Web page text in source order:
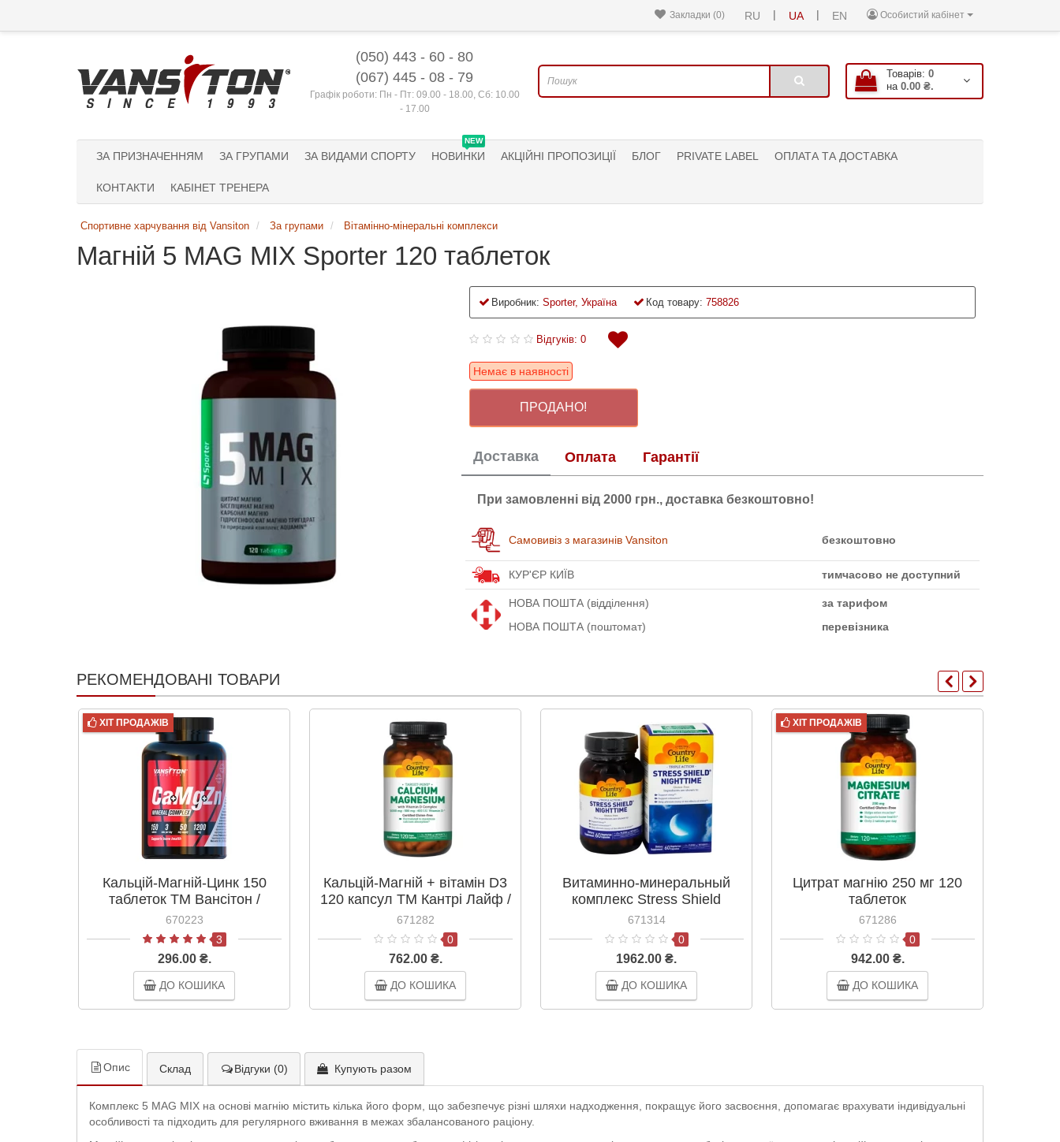
Особистий кабінет
RU | UA | EN
Закладки (0)
(050) 443 - 60 - 80
(067) 445 - 08 - 79
Графік роботи: Пн - Пт: 09.00 - 18.00, Сб: 10.00
- 17.00
Товарів: 0
на 0.00 ₴.
ЗА ПРИЗНАЧЕННЯМ ЗА ГРУПАМИ ЗА ВИДАМИ СПОРТУ
NEW
НОВИНКИ АКЦІЙНІ ПРОПОЗИЦІЇ БЛОГ PRIVATE LABEL ОПЛАТА ТА ДОСТАВКА
КОНТАКТИ КАБІНЕТ ТРЕНЕРА
Спортивне харчування від Vansiton За групами Вітамінно-мінеральні комплекси
Магній 5 MAG MIX Sporter 120 таблеток
Виробник: Sporter, Україна Код товару: 758826
Відгуків: 0
Немає в наявності
ПРОДАНО!
Доставка Оплата Гарантії
При замовленні від 2000 грн., доставка безкоштовно!
Самовивіз з магазинів Vansiton безкоштовно
КУР'ЄР КИЇВ тимчасово не доступний
НОВА ПОШТА (відділення)
за тарифом
НОВА ПОШТА (поштомат)
перевізника
РЕКОМЕНДОВАНІ ТОВАРИ
ХІТ ПРОДАЖІВ
Кальцій-Магній-Цинк 150
таблеток ТМ Вансітон /
Vansiton
670223
3
296.00 ₴.
ДО КОШИКА
Кальцій-Магній + вітамін D3
120 капсул ТМ Кантрі Лайф /
Country Life
671282
0
762.00 ₴.
ДО КОШИКА
Витаминно-минеральный
комплекс Stress Shield
Nighttime 60 капсул ТМ
Кантри Лайф / Country Life
671314
0
1962.00 ₴.
ДО КОШИКА
ХІТ ПРОДАЖІВ
Цитрат магнію 250 мг 120
таблеток
671286
0
942.00 ₴.
ДО КОШИКА
Опис Склад Відгуки (0) Купують разом
Комплекс 5 MAG MIX на основі магнію містить кілька його форм, що забезпечує різні шляхи надходження, покращує його засвоєння, допомагає врахувати індивідуальні
особливості та підходить для регулярного вживання в межах збалансованого раціону.